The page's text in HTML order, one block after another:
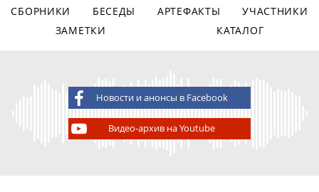
СБОРНИКИ БЕСЕДЫ АРТЕФАКТЫ
УЧАСТНИКИ
ЗАМЕТКИ
КАТАЛОГ
Новости и анонсы в Facebook
Видео-архив на Youtube